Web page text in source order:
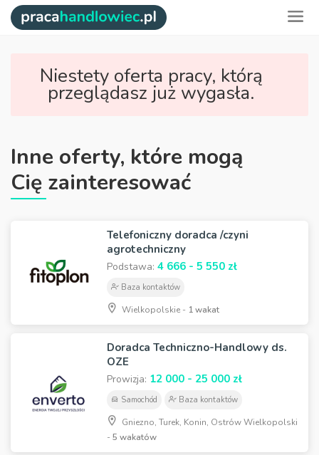
Niestety oferta pracy, którą
przeglądasz już wygasła.
Inne oferty, które mogą
Cię zainteresować
Telefoniczny doradca /czyni
agrotechniczny
Podstawa: 4 666 - 5 550 zł
Baza kontaktów
Wielkopolskie - 1 wakat
Doradca Techniczno-Handlowy ds.
OZE
Prowizja: 12 000 - 25 000 zł
Samochód Baza kontaktów
Gniezno, Turek, Konin, Ostrów Wielkopolski
-5 wakatów